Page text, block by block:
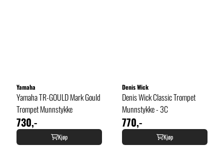
Yamaha
Yamaha TR-GOULD Mark Gould
Trompet Munnstykke
730,-
Kjøp
Denis Wick
Denis Wick Classic Trompet
Munnstykke - 3C
770,-
Kjøp